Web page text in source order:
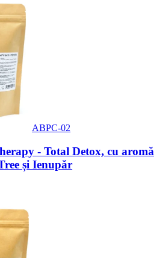
ABPC-02
- Total Detox, cu aromă
și Ienupăr